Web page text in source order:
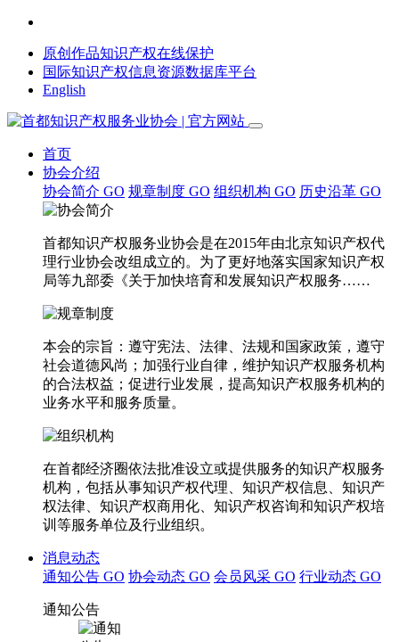
原创作品知识产权在线保护
国际知识产权信息资源数据库平台
English
首页
协会介绍
协会简介 GO 规章制度 GO 组织机构 GO 历史沿革 GO
首都知识产权服务业协会是在2015年由北京知识产权代
理行业协会改组成立的。为了更好地落实国家知识产权
局等九部委《关于加快培育和发展知识产权服务……
本会的宗旨：遵守宪法、法律、法规和国家政策，遵守
社会道德风尚；加强行业自律，维护知识产权服务机构
的合法权益；促进行业发展，提高知识产权服务机构的
业务水平和服务质量。
在首都经济圈依法批准设立或提供服务的知识产权服务
机构，包括从事知识产权代理、知识产权信息、知识产
权法律、知识产权商用化、知识产权咨询和知识产权培
训等服务单位及行业组织。
消息动态
通知公告 GO 协会动态 GO 会员风采 GO 行业动态 GO
通知公告